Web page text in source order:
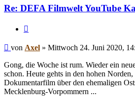
Re: DEFA Filmwelt YouTube
Beitrag
von Axel » Mittwoch 24. Juni 2020,
Gong, die Woche ist rum. Wieder ein
schon. Heute gehts in den hohen Norden,
Dokumentarfilm über den ehemaligen
Mecklenburg-Vorpommern ...